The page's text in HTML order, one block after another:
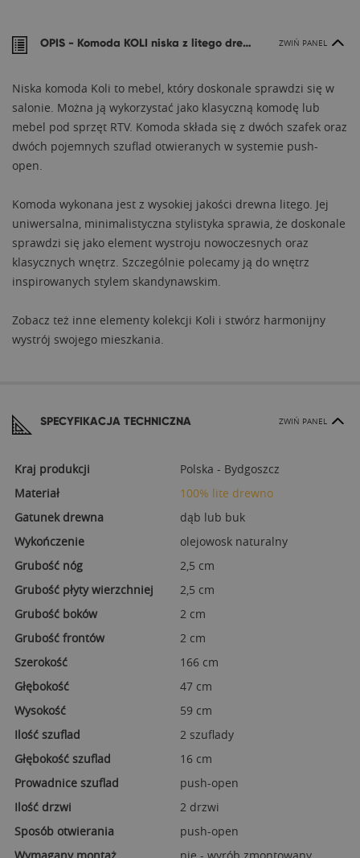
OPIS - Komoda KOLI niska z litego drewna ZWIŃ PANEL
Niska komoda Koli to mebel, który doskonale sprawdzi się w
salonie. Można ją wykorzystać jako klasyczną komodę lub
mebel pod sprzęt RTV. Komoda składa się z dwóch szafek oraz
dwóch pojemnych szuflad otwieranych w systemie push-
open.
Komoda wykonana jest z wysokiej jakości drewna litego. Jej
uniwersalna, minimalistyczna stylistyka sprawia, że doskonale
sprawdzi się jako element wystroju nowoczesnych oraz
klasycznych wnętrz. Szczególnie polecamy ją do wnętrz
inspirowanych stylem skandynawskim.
Zobacz też inne elementy kolekcji Koli i stwórz harmonijny
wystrój swojego mieszkania.
SPECYFIKACJA TECHNICZNA ZWIŃ PANEL
Kraj produkcji
Polska - Bydgoszcz
Materiał
100% lite drewno
Gatunek drewna
dąb lub buk
Wykończenie
olejowosk naturalny
Grubość nóg
2,5 cm
Grubość płyty wierzchniej
2,5 cm
Grubość boków
2 cm
Grubość frontów
2 cm
Szerokość
166 cm
Głębokość
47 cm
Wysokość
59 cm
Ilość szuflad
2 szuflady
Głębokość szuflad
16 cm
Prowadnice szuflad
push-open
Ilość drzwi
2 drzwi
Sposób otwierania
push-open
Wymagany montaż
nie - wyrób zmontowany